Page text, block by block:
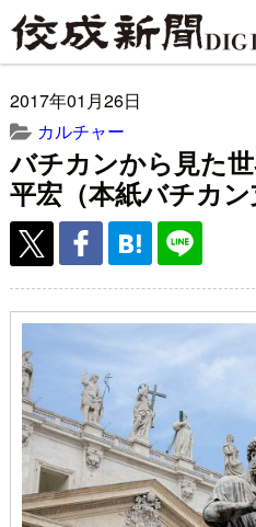
2017年01月26日
カルチャー
バチカンから見た
平宏（本紙バチカン